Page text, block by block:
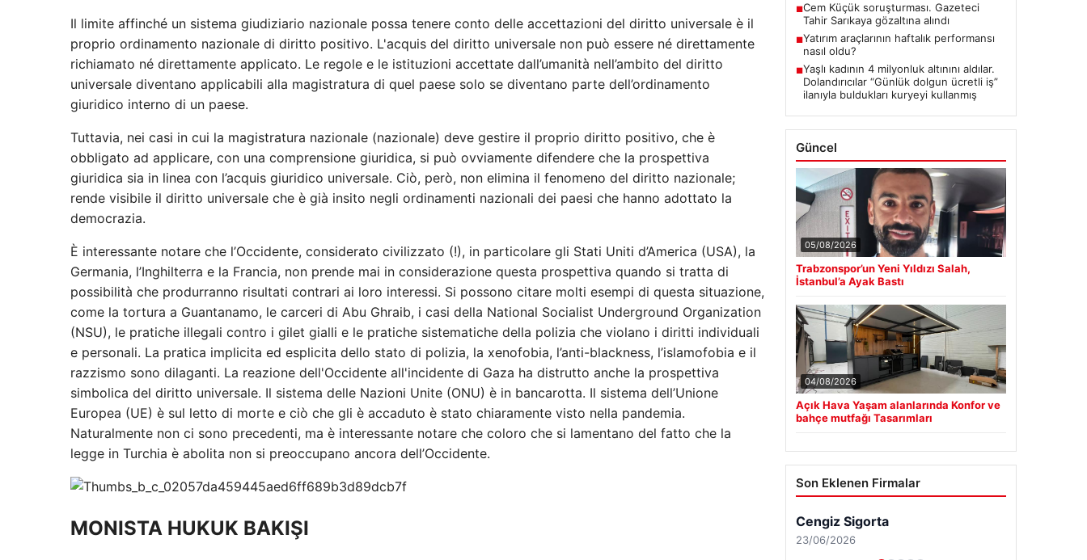
Il limite affinché un sistema giudiziario nazionale possa tenere conto delle accettazioni del diritto universale è il
proprio ordinamento nazionale di diritto positivo. L'acquis del diritto universale non può essere né direttamente
richiamato né direttamente applicato. Le regole e le istituzioni accettate dall’umanità nell’ambito del diritto
universale diventano applicabili alla magistratura di quel paese solo se diventano parte dell’ordinamento
giuridico interno di un paese.
Tuttavia, nei casi in cui la magistratura nazionale (nazionale) deve gestire il proprio diritto positivo, che è
obbligato ad applicare, con una comprensione giuridica, si può ovviamente difendere che la prospettiva
giuridica sia in linea con l’acquis giuridico universale. Ciò, però, non elimina il fenomeno del diritto nazionale;
rende visibile il diritto universale che è già insito negli ordinamenti nazionali dei paesi che hanno adottato la
democrazia.
È interessante notare che l’Occidente, considerato civilizzato (!), in particolare gli Stati Uniti d’America (USA), la
Germania, l’Inghilterra e la Francia, non prende mai in considerazione questa prospettiva quando si tratta di
possibilità che produrranno risultati contrari ai loro interessi. Si possono citare molti esempi di questa situazione,
come la tortura a Guantanamo, le carceri di Abu Ghraib, i casi della National Socialist Underground Organization
(NSU), le pratiche illegali contro i gilet gialli e le pratiche sistematiche della polizia che violano i diritti individuali
e personali. La pratica implicita ed esplicita dello stato di polizia, la xenofobia, l’anti-blackness, l’islamofobia e il
razzismo sono dilaganti. La reazione dell'Occidente all'incidente di Gaza ha distrutto anche la prospettiva
simbolica del diritto universale. Il sistema delle Nazioni Unite (ONU) è in bancarotta. Il sistema dell’Unione
Europea (UE) è sul letto di morte e ciò che gli è accaduto è stato chiaramente visto nella pandemia.
Naturalmente non ci sono precedenti, ma è interessante notare che coloro che si lamentano del fatto che la
legge in Turchia è abolita non si preoccupano ancora dell’Occidente.
MONISTA HUKUK BAKIŞI
■Cem Küçük soruşturması. Gazeteci
Tahir Sarıkaya gözaltına alındı
■Yatırım araçlarının haftalık performansı
nasıl oldu?
■Yaşlı kadının 4 milyonluk altınını aldılar.
Dolandırıcılar “Günlük dolgun ücretli iş”
ilanıyla buldukları kuryeyi kullanmış
Güncel
05/08/2026
Trabzonspor’un Yeni Yıldızı Salah,
İstanbul’a Ayak Bastı
04/08/2026
Açık Hava Yaşam alanlarında Konfor ve
bahçe mutfağı Tasarımları
Son Eklenen Firmalar